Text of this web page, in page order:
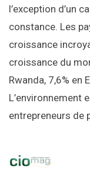
l’exception d’un
constance. Les
croissance
croissance du
Rwanda, 7,6% en
L’environnement
entrepreneurs de